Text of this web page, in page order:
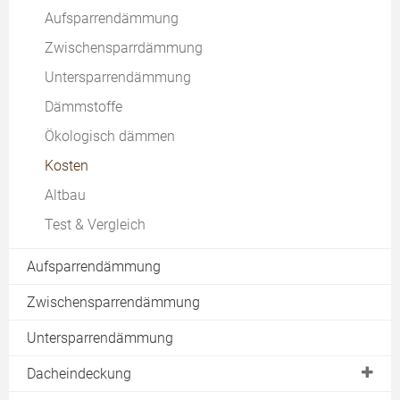
Aufsparrendämmung
Zwischensparrdämmung
Untersparrendämmung
Dämmstoffe
Ökologisch dämmen
Kosten
Altbau
Test & Vergleich
Aufsparrendämmung
Zwischensparrendämmung
Untersparrendämmung
Dacheindeckung